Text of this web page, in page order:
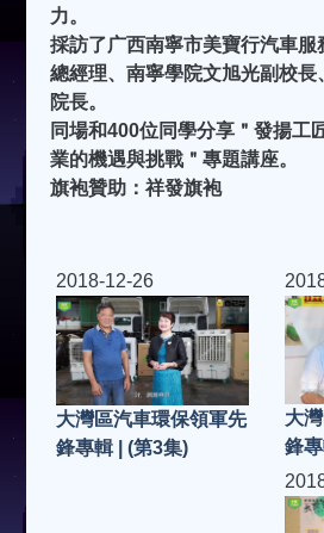
力。
採訪了广西南寧市美寶行汽車服
總經理、南寧學院文旭光副校
院長。
同場和400位同學分享＂發揚工
業的機遇與挑戰＂專題講座。
旗袍贊助：祥發旗袍
2018-12-26
大灣區汽車環保領軍先
鋒專輯 | (第3集)
大
鋒